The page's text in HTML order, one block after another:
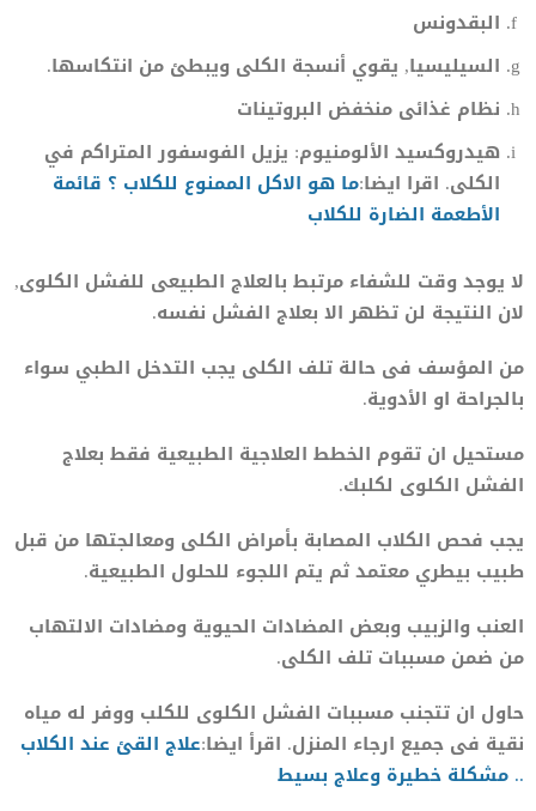
البقدونس
السيليسيا, يقوي أنسجة الكلى ويبطئ من انتكاسها.
نظام غذائى منخفض البروتينات
هيدروكسيد الألومنيوم: يزيل الفوسفور المتراكم في
الكلى. اقرا ايضا:ما هو الاكل الممنوع للكلاب ؟ قائمة
الأطعمة الضارة للكلاب
لا يوجد وقت للشفاء مرتبط بالعلاج الطبيعى للفشل الكلوى,
لان النتيجة لن تظهر الا بعلاج الفشل نفسه.
من المؤسف فى حالة تلف الكلى يجب التدخل الطبي سواء
بالجراحة او الأدوية.
مستحيل ان تقوم الخطط العلاجية الطبيعية فقط بعلاج
الفشل الكلوى لكلبك.
يجب فحص الكلاب المصابة بأمراض الكلى ومعالجتها من قبل
طبيب بيطري معتمد ثم يتم اللجوء للحلول الطبيعية.
العنب والزبيب وبعض المضادات الحيوية ومضادات الالتهاب
من ضمن مسببات تلف الكلى.
حاول ان تتجنب مسببات الفشل الكلوى للكلب ووفر له مياه
نقية فى جميع ارجاء المنزل. اقرأ ايضا:علاج القئ عند الكلاب
.. مشكلة خطيرة وعلاج بسيط